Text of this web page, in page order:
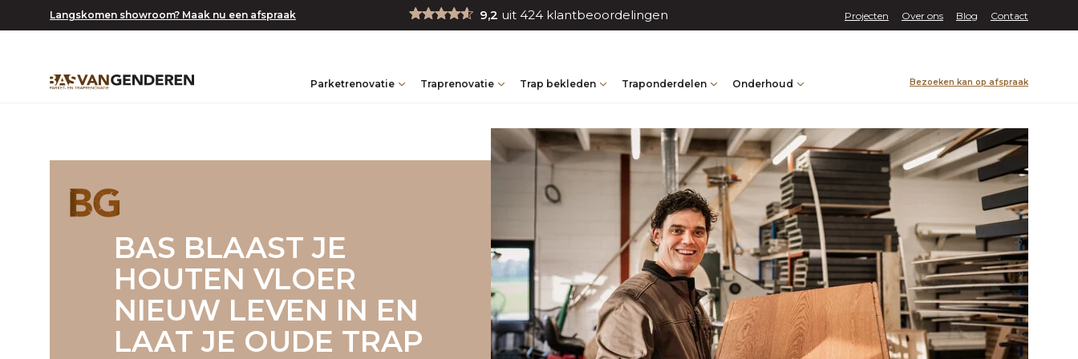
Langskomen showroom? Maak nu een afspraak 9,2 uit 424 klantbeoordelingen Projecten Over ons Blog Contact
Parketrenovatie Traprenovatie Trap bekleden Traponderdelen Onderhoud Bezoeken kan op afspraak
BAS BLAAST JE
HOUTEN VLOER
NIEUW LEVEN IN EN
LAAT JE OUDE TRAP